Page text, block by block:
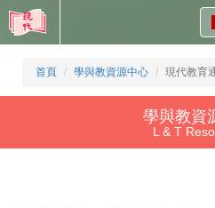
首頁 學與教資源中心 現代教育
學與教資
L & T